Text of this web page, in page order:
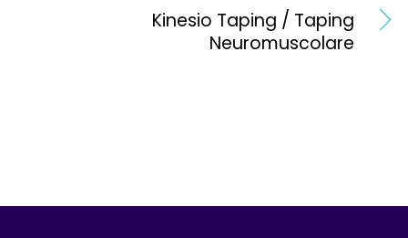
Kinesio Taping / Taping
Neuromuscolare